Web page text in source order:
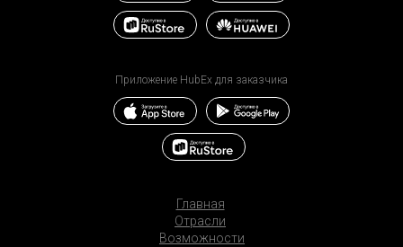
Главная
Отрасли
Возможности
Приложение HubEx для заказчика